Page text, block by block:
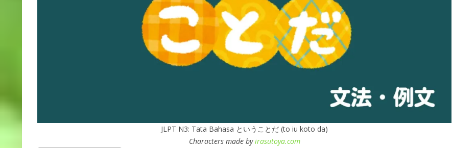
JLPT N3: Tata Bahasa ということだ (to iu koto da)
Characters made byirasutoya.com